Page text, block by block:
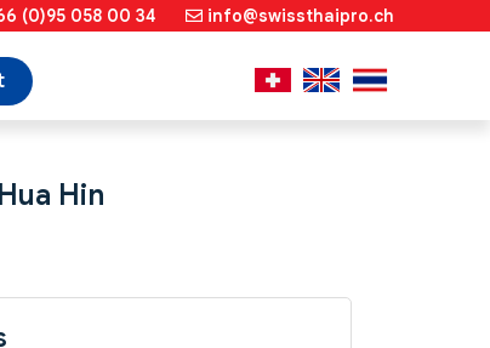
(0)95 058 00 34 info@swissthaipro.ch
Hin